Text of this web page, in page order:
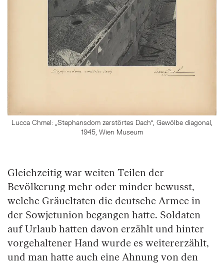
Lucca Chmel: „Stephansdom zerstörtes Dach", Gewölbe diagonal,
1945, Wien Museum
Gleichzeitig war weiten Teilen der
Bevölkerung mehr oder minder bewusst,
welche Gräueltaten die deutsche Armee in
der Sowjetunion begangen hatte. Soldaten
auf Urlaub hatten davon erzählt und hinter
vorgehaltener Hand wurde es weitererzählt,
und man hatte auch eine Ahnung von den